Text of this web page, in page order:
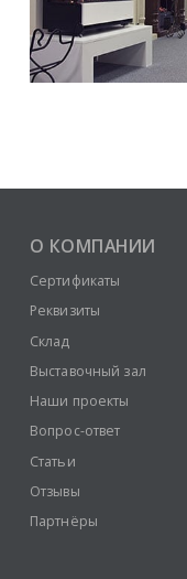
О КОМПАНИИ
Сертификаты
Реквизиты
Склад
Выставочный зал
Наши проекты
Вопрос-ответ
Статьи
Отзывы
Партнёры